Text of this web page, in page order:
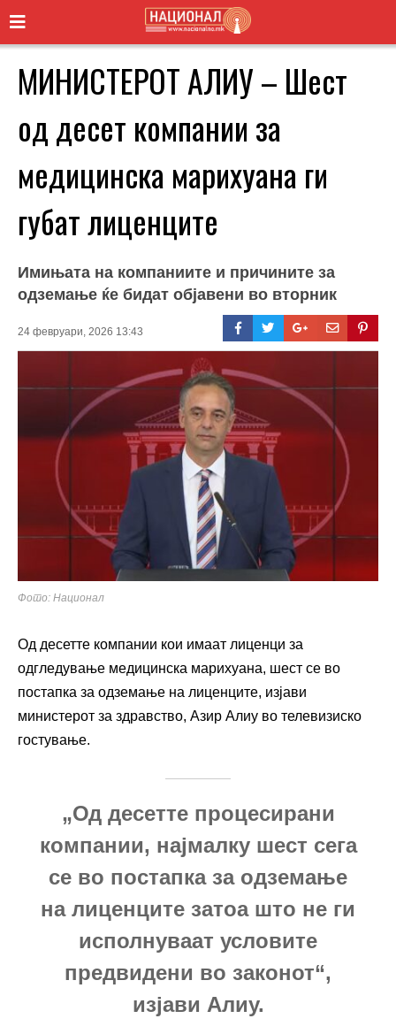
МИНИСТЕРОТ АЛИУ – Шест
од десет компании за
медицинска марихуана ги
губат лиценците
Имињата на компаниите и причините за
одземање ќе бидат објавени во вторник
24 февруари, 2026 13:43
Фото: Национал
Од десетте компании кои имаат лиценци за
одгледување медицинска марихуана, шест се во
постапка за одземање на лиценците, изјави
министерот за здравство, Азир Алиу во телевизиско
гостување.
„Од десетте процесирани
компании, најмалку шест сега
се во постапка за одземање
на лиценците затоа што не ги
исполнуваат условите
предвидени во законот“,
изјави Алиу.